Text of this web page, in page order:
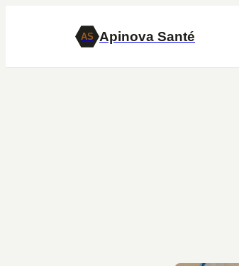
AS Apinova Santé